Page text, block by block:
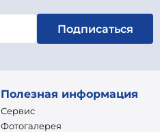
Подписаться
Полезная информация
Сервис
Фотогалерея